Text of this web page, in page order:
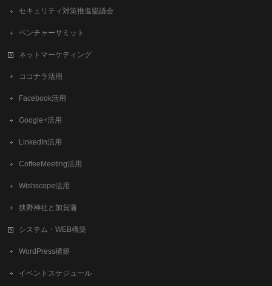
セキュリティ対策推進協議会
ベンチャーサミット
ネットマーケティング
ココナラ活用
Facebook活用
Google+活用
LinkedIn活用
CoffeeMeeting活用
Wishscope活用
狭野神社と加賀藩
システム・WEB構築
WordPress構築
イベントスケジュール